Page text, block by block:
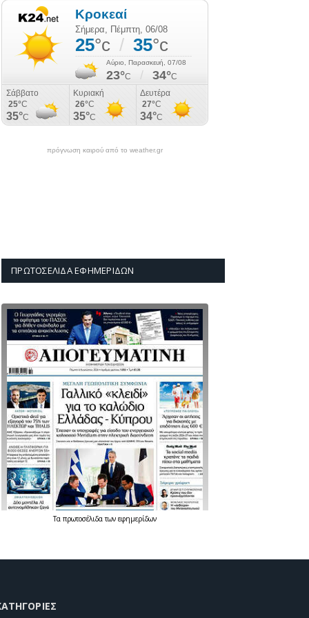
πρόγνωση καιρού από το weather.gr
ΠΡΩΤΟΣΈΛΙΔΑ ΕΦΗΜΕΡΊΔΩΝ
Τα πρωτοσέλιδατων εφημερίδων